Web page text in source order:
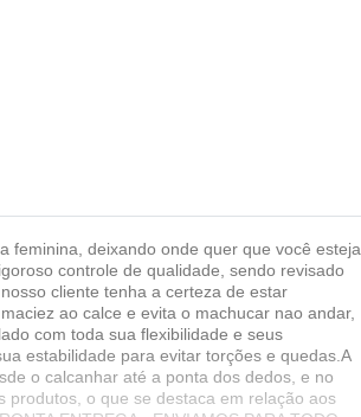
feminina, deixando onde quer que você esteja
controle de qualidade, sendo revisado
cliente tenha a certeza de estar
ao calce e evita o machucar nao andar,
com toda sua flexibilidade e seus
estabilidade para evitar torções e quedas.A
o calcanhar até a ponta dos dedos, e no
produtos, o que se destaca em relação aos